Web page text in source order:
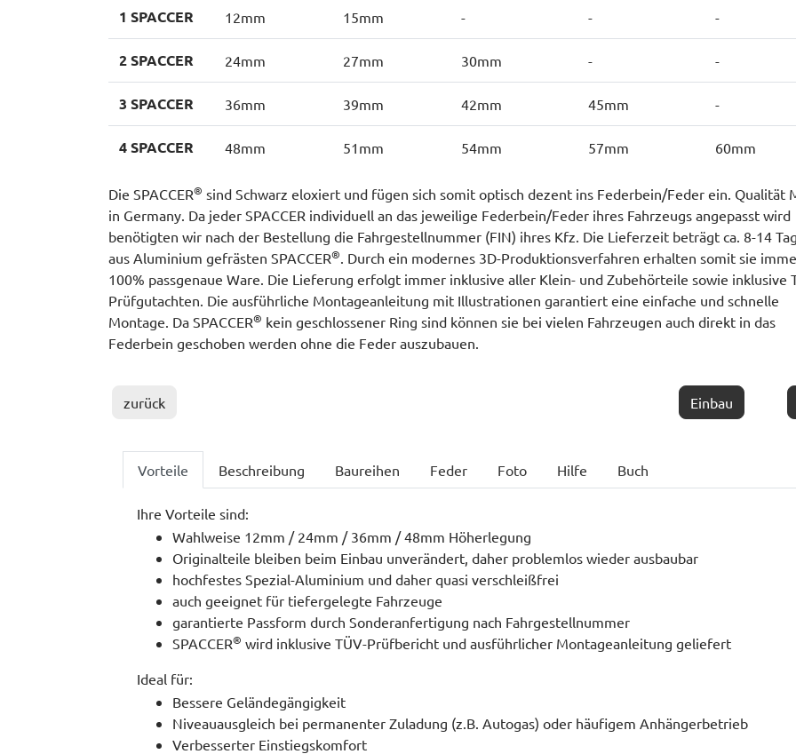
1 SPACCER 12mm 15mm - - -
2 SPACCER 24mm 27mm 30mm - -
3 SPACCER 36mm 39mm 42mm 45mm -
4 SPACCER 48mm 51mm 54mm 57mm 60mm
Die SPACCER® sind Schwarz eloxiert und fügen sich somit optisch dezent ins Federbein/Feder ein. Qualität
in Germany. Da jeder SPACCER individuell an das jeweilige Federbein/Feder ihres Fahrzeugs angepasst wird
benötigten wir nach der Bestellung die Fahrgestellnummer (FIN) ihres Kfz. Die Lieferzeit beträgt ca. 8-14
aus Aluminium gefrästen SPACCER®. Durch ein modernes 3D-Produktionsverfahren erhalten somit sie
100% passgenaue Ware. Die Lieferung erfolgt immer inklusive aller Klein- und Zubehörteile sowie inklusive
Prüfgutachten. Die ausführliche Montageanleitung mit Illustrationen garantiert eine einfache und schnelle
Montage. Da SPACCER® kein geschlossener Ring sind können sie bei vielen Fahrzeugen auch direkt in das
Federbein geschoben werden ohne die Feder auszubauen.
zurück Einbau
Vorteile Beschreibung Baureihen Feder Foto Hilfe Buch
Ihre Vorteile sind:
Wahlweise 12mm / 24mm / 36mm / 48mm Höherlegung
Originalteile bleiben beim Einbau unverändert, daher problemlos wieder ausbaubar
hochfestes Spezial-Aluminium und daher quasi verschleißfrei
auch geeignet für tiefergelegte Fahrzeuge
garantierte Passform durch Sonderanfertigung nach Fahrgestellnummer
SPACCER® wird inklusive TÜV-Prüfbericht und ausführlicher Montageanleitung geliefert
Ideal für:
Bessere Geländegängigkeit
Niveauausgleich bei permanenter Zuladung (z.B. Autogas) oder häufigem Anhängerbetrieb
Verbesserter Einstiegskomfort